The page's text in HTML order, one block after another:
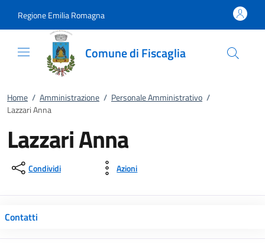
Regione Emilia Romagna
Comune di Fiscaglia
Home / Amministrazione / Personale Amministrativo /
Lazzari Anna
Lazzari Anna
Condividi Azioni
Contatti